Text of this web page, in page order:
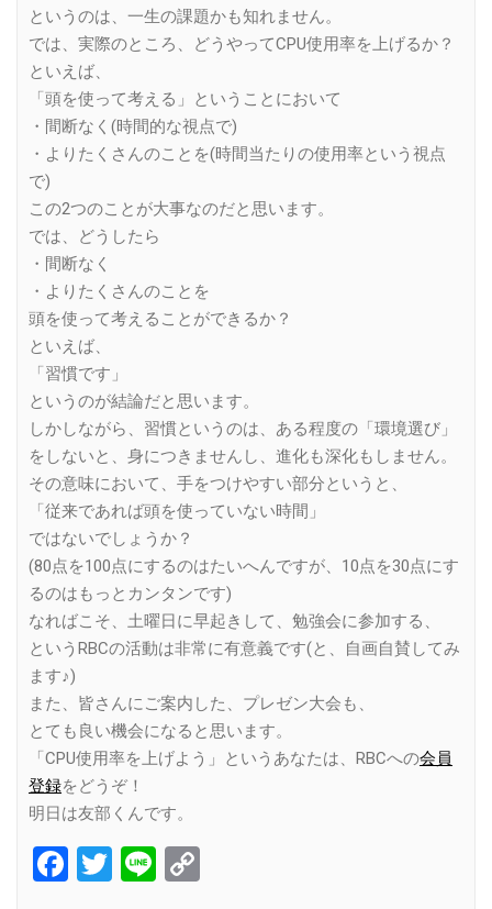
というのは、一生の課題かも知れません。
では、実際のところ、どうやってCPU使用率を上げるか？
といえば、
「頭を使って考える」ということにおいて
・間断なく(時間的な視点で)
・よりたくさんのことを(時間当たりの使用率という視点
で)
この2つのことが大事なのだと思います。
では、どうしたら
・間断なく
・よりたくさんのことを
頭を使って考えることができるか？
といえば、
「習慣です」
というのが結論だと思います。
しかしながら、習慣というのは、ある程度の「環境選び」
をしないと、身につきませんし、進化も深化もしません。
その意味において、手をつけやすい部分というと、
「従来であれば頭を使っていない時間」
ではないでしょうか？
(80点を100点にするのはたいへんですが、10点を30点にす
るのはもっとカンタンです)
なればこそ、土曜日に早起きして、勉強会に参加する、
というRBCの活動は非常に有意義です(と、自画自賛してみ
ます♪)
また、皆さんにご案内した、プレゼン大会も、
とても良い機会になると思います。
「CPU使用率を上げよう」というあなたは、RBCへの会員
登録をどうぞ！
明日は友部くんです。
Facebook
Twitter
Line